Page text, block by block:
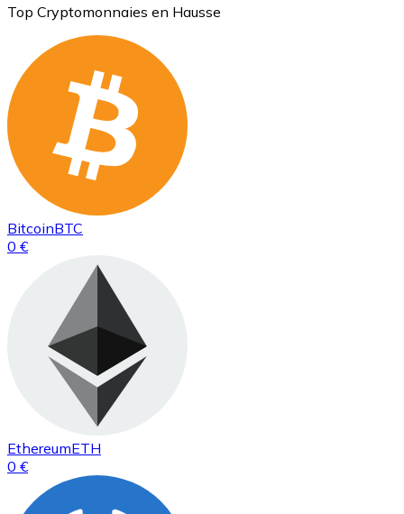
Top Cryptomonnaies en Hausse
BitcoinBTC
0 €
EthereumETH
0 €